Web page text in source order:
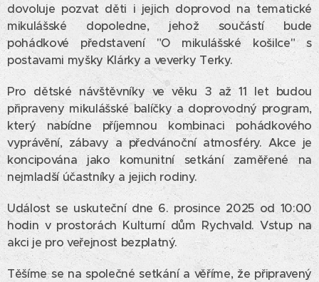
dovoluje pozvat děti i jejich doprovod na tematické
mikulášské dopoledne, jehož součástí bude
pohádkové představení "O mikulášské košilce" s
postavami myšky Klárky a veverky Terky.
Pro dětské návštěvníky ve věku 3 až 11 let budou
připraveny mikulášské balíčky a doprovodný program,
který nabídne příjemnou kombinaci pohádkového
vyprávění, zábavy a předvánoční atmosféry. Akce je
koncipována jako komunitní setkání zaměřené na
nejmladší účastníky a jejich rodiny.
Událost se uskuteční dne 6. prosince 2025 od 10:00
hodin v prostorách Kulturní dům Rychvald. Vstup na
akci je pro veřejnost bezplatný.
Těšíme se na společné setkání a věříme, že připravený